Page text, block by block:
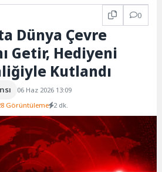
0
Dünya Çevre
Getir, Hediyeni
Kutlandı
06 Haz 2026 13:09
Görüntüleme 2 dk.